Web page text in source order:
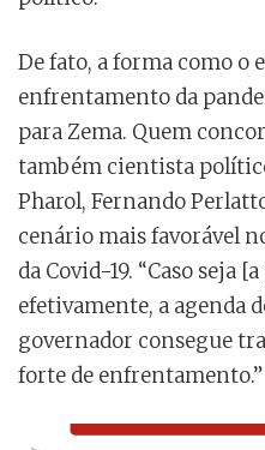
De fato, a forma como o
enfrentamento da
para Zema. Quem
também cientista
Pharol, Fernando
cenário mais favorável
da Covid-19. “Caso seja
efetivamente, a agenda
governador consegue
forte de enfrentamento.”